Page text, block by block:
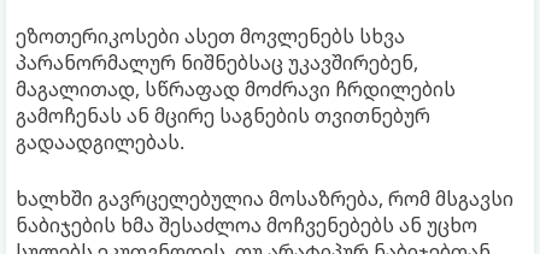
ეზოთერიკოსები ასეთ მოვლენებს სხვა
პარანორმალურ ნიშნებსაც უკავშირებენ,
მაგალითად, სწრაფად მოძრავი ჩრდილების
გამოჩენას ან მცირე საგნების თვითნებურ
გადაადგილებას.
ხალხში გავრცელებულია მოსაზრება, რომ მსგავსი
ნაბიჯების ხმა შესაძლოა მოჩვენებებს ან უცხო